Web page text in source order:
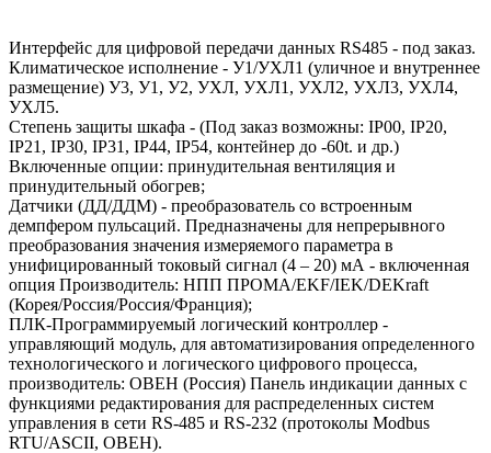
Интерфейс для цифровой передачи данных RS485 - под заказ.
Климатическое исполнение - У1/УХЛ1 (уличное и внутреннее
размещение) У3, У1, У2, УХЛ, УХЛ1, УХЛ2, УХЛ3, УХЛ4,
УХЛ5.
Степень защиты шкафа - (Под заказ возможны: IP00, IP20,
IP21, IP30, IP31, IP44, IP54, контейнер до -60t. и др.)
Включенные опции: принудительная вентиляция и
принудительный обогрев;
Датчики (ДД/ДДМ) - преобразователь со встроенным
демпфером пульсаций. Предназначены для непрерывного
преобразования значения измеряемого параметра в
унифицированный токовый сигнал (4 – 20) мА - включенная
опция Производитель: НПП ПРОМА/EKF/IEK/DEKraft
(Корея/Россия/Россия/Франция);
ПЛК-Программируемый логический контроллер -
управляющий модуль, для автоматизирования определенного
технологического и логического цифрового процесса,
производитель: ОВЕН (Россия) Панель индикации данных с
функциями редактирования для распределенных систем
управления в сети RS-485 и RS-232 (протоколы Modbus
RTU/ASCII, ОВЕН).